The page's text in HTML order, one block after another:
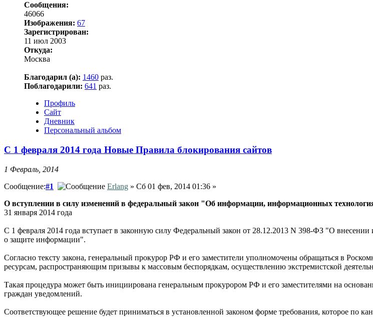
Сообщения:
46066
Изображения: 67
Зарегистрирован:
11 июл 2003
Откуда:
Москва
Благодарил (а): 1460 раз.
Поблагодарили: 641 раз.
Профиль
Сайт
Дневник
Персональный альбом
С 1 февраля 2014 года Новые Правила блокирования сайтов
1 Февраль, 2014
Сообщение:#1 Erlang » Сб 01 фев, 2014 01:36 »
О вступлении в силу изменений в федеральный закон "Об информации, информационных
31 января 2014 года
С 1 февраля 2014 года вступает в законную силу Федеральный закон от 28.12.2013 N 398-ФЗ "О
о защите информации".
Согласно тексту закона, генеральный прокурор РФ и его заместители уполномочены обращаться в
ресурсам, распространяющим призывы к массовым беспорядкам, осуществлению экстремистской
Такая процедура может быть инициирована генеральным прокурором РФ и его заместителями на
граждан уведомлений.
Соответствующее решение будет приниматься в установленной законом форме требования, которое по